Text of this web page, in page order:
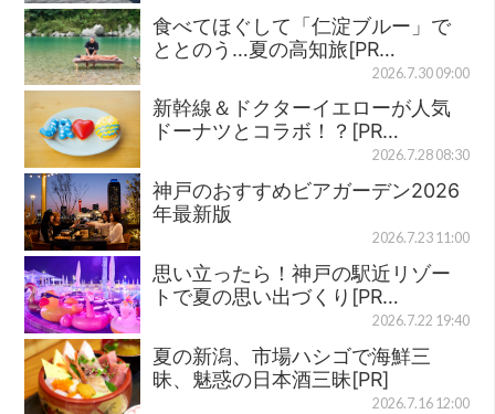
食べてほぐして「仁淀ブルー」で
ととのう…夏の高知旅[PR…
2026.7.30 09:00
新幹線＆ドクターイエローが人気
ドーナツとコラボ！？[PR…
2026.7.28 08:30
神戸のおすすめビアガーデン2026
年最新版
2026.7.23 11:00
思い立ったら！神戸の駅近リゾー
トで夏の思い出づくり[PR…
2026.7.22 19:40
夏の新潟、市場ハシゴで海鮮三
昧、魅惑の日本酒三昧[PR]
2026.7.16 12:00